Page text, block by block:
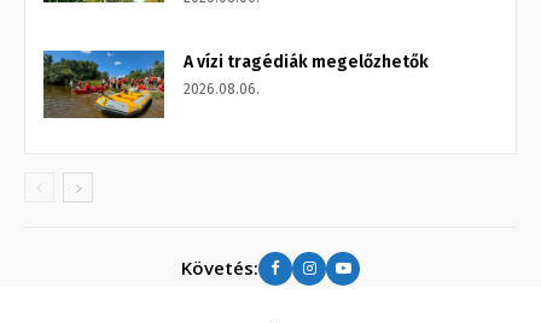
A vízi tragédiák megelőzhetők
2026.08.06.
Követés: